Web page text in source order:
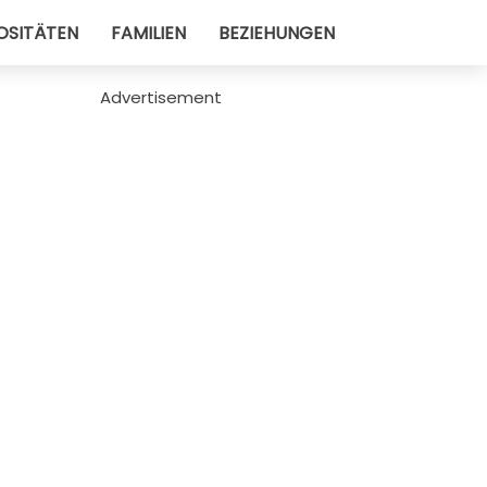
FAMILIEN BEZIEHUNGEN
Advertisement